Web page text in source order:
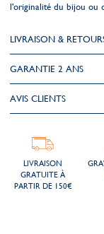
l'originalité du bijou ou
LIVRAISON &
GARANTIE 2 ANS
AVIS CLIENTS
LIVRAISON
GRATUITE À
PARTIR DE 150€